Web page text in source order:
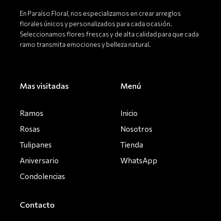
En Paraíso Floral, nos especializamos en crear arreglos
florales únicos y personalizados para cada ocasión.
Seleccionamos flores frescas y de alta calidad para que cada
ramo transmita emociones y belleza natural.
Mas visitadas
Ramos
Rosas
Tulipanes
Aniversario
Condolencias
Menú
Inicio
Nosotros
Tienda
WhatsApp
Contacto